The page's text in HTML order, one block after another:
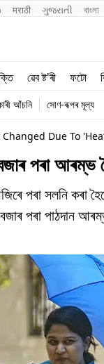
मराठी ગુજરાતી বাংলা
ৱেব ষ্ট'ৰী ফটো
আঁচনি সোণ-ৰূপৰ মূল্য
Due To
পৰা আৰম্ভ
পৰা সলনি কৰা
পৰা পাঠদান